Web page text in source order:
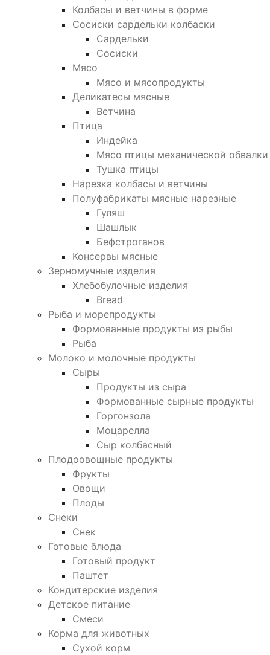
Колбасы и ветчины в форме
Сосиски сардельки колбаски
Сардельки
Сосиски
Мясо
Мясо и мясопродукты
Деликатесы мясные
Ветчина
Птица
Индейка
Мясо птицы механической обвалки
Тушка птицы
Нарезка колбасы и ветчины
Полуфабрикаты мясные нарезные
Гуляш
Шашлык
Бефстроганов
Консервы мясные
Зерномучные изделия
Хлебобулочные изделия
Bread
Рыба и морепродукты
Формованные продукты из рыбы
Рыба
Молоко и молочные продукты
Сыры
Продукты из сыра
Формованные сырные продукты
Горгонзола
Моцарелла
Сыр колбасный
Плодоовощные продукты
Фрукты
Овощи
Плоды
Снеки
Снек
Готовые блюда
Готовый продукт
Паштет
Кондитерские изделия
Детское питание
Смеси
Корма для животных
Сухой корм